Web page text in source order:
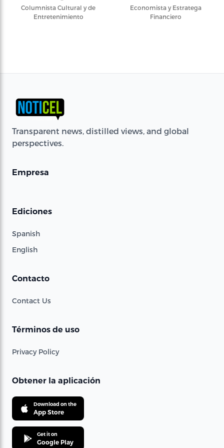
Columnista Cultural y de
Entretenimiento
Economista y Estratega
Financiero
Transparent news, distilled views, and global
perspectives.
Empresa
Ediciones
Spanish
English
Contacto
Contact Us
Términos de uso
Privacy Policy
Obtener la aplicación
Download on the
App Store
Get it on
Google Play